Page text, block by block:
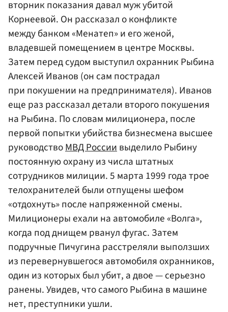
вторник показания давал муж убитой
Корнеевой. Он рассказал о конфликте
между банком «Менатеп» и его женой,
владевшей помещением в центре Москвы.
Затем перед судом выступил охранник Рыбина
Алексей Иванов (он сам пострадал
при покушении на предпринимателя). Иванов
еще раз рассказал детали второго покушения
на Рыбина. По словам милиционера, после
первой попытки убийства бизнесмена высшее
руководствоМВД Россиивыделило Рыбину
постоянную охрану из числа штатных
сотрудников милиции. 5 марта 1999 года трое
телохранителей были отпущены шефом
«отдохнуть» после напряженной смены.
Милиционеры ехали на автомобиле «Волга»,
когда под днищем рванул фугас. Затем
подручные Пичугина расстреляли выползших
из перевернувшегося автомобиля охранников,
один из которых был убит, а двое — серьезно
ранены. Увидев, что самого Рыбина в машине
нет, преступники ушли.